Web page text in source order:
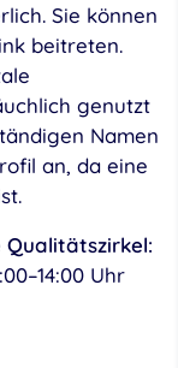
Sie können
beitreten.
genutzt
Namen
an, da eine
Uhr